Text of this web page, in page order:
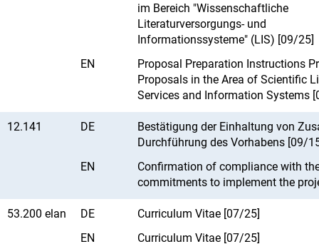
im Bereich "Wissenschaftliche
Literaturversorgungs- und
Informationssysteme" (LIS) [09/25]
EN
Proposal Preparation Instructions
Proposals in the Area of Scientific
Services and Information Systems
12.141 DE
Bestätigung der Einhaltung von
Durchführung des Vorhabens [09/
EN
Confirmation of compliance with
commitments to implement the
53.200 elan DE
Curriculum Vitae [07/25]
EN
Curriculum Vitae [07/25]